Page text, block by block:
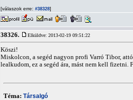
[válaszok erre: #38328]
38326. Elküldve: 2013-02-19 09:51:22
Köszi!
Miskolcon, a segéd nagyon profi Varró Tibor,
lealkudom, ez a segéd ára, mást nem kell fizetni.
Téma: Társalgó